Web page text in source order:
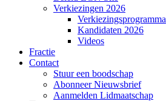
Verkiezingen 2026
Verkiezingsprogramma
Kandidaten 2026
Videos
Fractie
Contact
Stuur een boodschap
Abonneer Nieuwsbrief
Aanmelden Lidmaatschap